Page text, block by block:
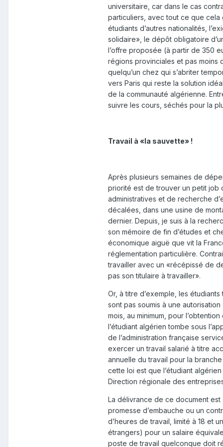
universitaire, car dans le cas
particuliers, avec tout ce que
étudiants d’autres nationalités,
solidaire», le dépôt obligatoire
l’offre proposée (à partir de 350
régions provinciales et pas moins
quelqu’un chez qui s’abriter
vers Paris qui reste la solution
de la communauté algérienne.
suivre les cours, séchés pour la
Travail à «la sauvette» !
Après plusieurs semaines de
priorité est de trouver un petit job
administratives et de recherche
décalées, dans une usine de
dernier. Depuis, je suis à la
son mémoire de fin d’études et
économique aiguë que vit la
réglementation particulière.
travailler avec un «récépissé de
pas son titulaire à travailler».
Or, à titre d’exemple, les
sont pas soumis à une
mois, au minimum, pour
l’étudiant algérien tombe sous
de l’administration française
exercer un travail salarié à titre
annuelle du travail pour la
cette loi est que l’étudiant
Direction régionale des
La délivrance de ce document est
promesse d’embauche ou un
d’heures de travail, limité à 18 et
étrangers) pour un salaire
poste de travail quelconque doit